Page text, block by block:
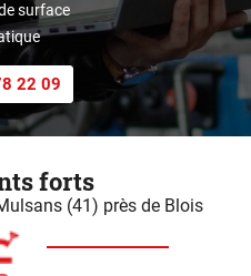
surface
22 09
forts
(41) près de Blois